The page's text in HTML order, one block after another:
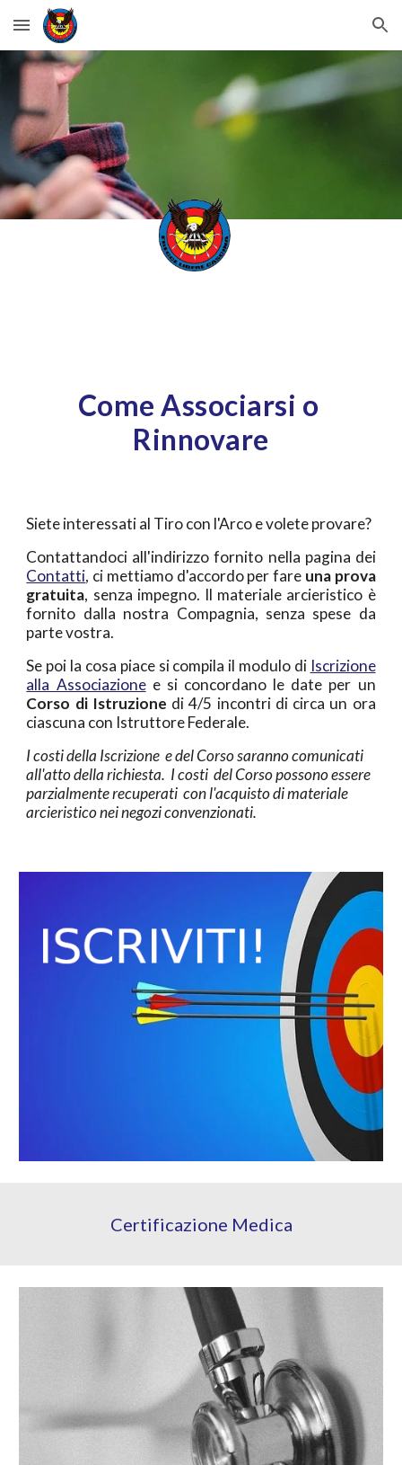
Skip to main content Skip to navigation
Come Associarsi o
Rinnovare
Siete interessati al Tiro con l'Arco e volete provare?
Contattandoci all'indirizzo fornito nella pagina dei
Contatti, ci mettiamo d'accordo per fare una prova
gratuita, senza impegno. Il materiale arcieristico è
fornito dalla nostra Compagnia, senza spese da
parte vostra.
Se poi la cosa piace si compila il modulo di Iscrizione
alla Associazionee si concordano le date per un
Corso di Istruzione di 4/5 incontri di circa un ora
ciascuna con Istruttore Federale.
I costi della Iscrizione  e del Corso saranno comunicati
all'atto della richiesta.  I costi  del Corso possono essere
parzialmente recuperati  con l'acquisto di materiale
arcieristico nei negozi convenzionati.
Certificazione Medica